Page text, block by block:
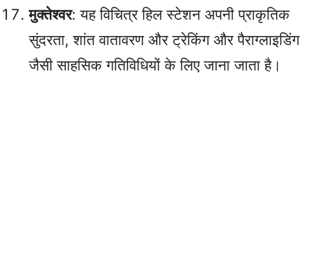
मुक्तेश्वर: यह विचित्र हिल स्टेशन अपनी प्राकृतिक
सुंदरता, शांत वातावरण और ट्रेकिंग और पैराग्लाइडिंग
जैसी साहसिक गतिविधियों के लिए जाना जाता है।